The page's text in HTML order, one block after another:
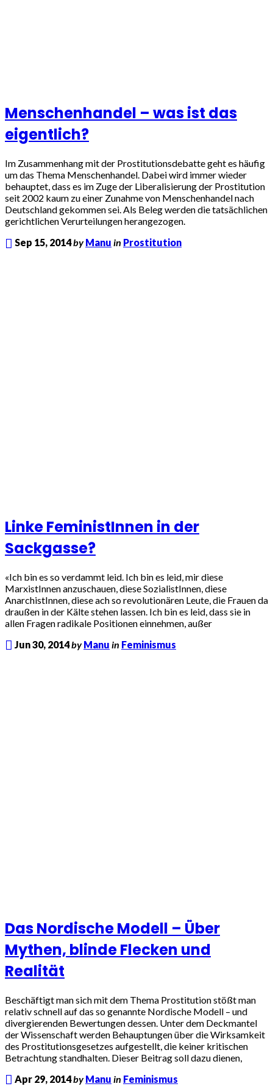
Menschenhandel – was ist das
eigentlich?
Im Zusammenhang mit der Prostitutionsdebatte geht es häufig
um das Thema Menschenhandel. Dabei wird immer wieder
behauptet, dass es im Zuge der Liberalisierung der Prostitution
seit 2002 kaum zu einer Zunahme von Menschenhandel nach
Deutschland gekommen sei. Als Beleg werden die tatsächlichen
gerichtlichen Verurteilungen herangezogen.
Sep 15, 2014by Manu in Prostitution
Linke FeministInnen in der
Sackgasse?
«Ich bin es so ver­dammt leid. Ich bin es leid, mir diese
MarxistInnen anzu­schauen, diese SozialistInnen, diese
AnarchistInnen, diese ach so revo­lu­tio­nä­ren Leute, die Frauen da
drau­ßen in der Kälte ste­hen las­sen. Ich bin es leid, dass sie in
allen Fra­gen radi­kale Posi­tio­nen ein­neh­men, außer
Jun 30, 2014by Manu in Feminismus
Das Nordische Modell – Über
Mythen, blinde Flecken und
Realität
Beschäftigt man sich mit dem Thema Prostitution stößt man
relativ schnell auf das so genannte Nordische Modell – und
divergierenden Bewertungen dessen. Unter dem Deckmantel
der Wissenschaft werden Behauptungen über die Wirksamkeit
des Prostitutionsgesetzes aufgestellt, die keiner kritischen
Betrachtung standhalten. Dieser Beitrag soll dazu dienen,
Apr 29, 2014by Manu in Feminismus